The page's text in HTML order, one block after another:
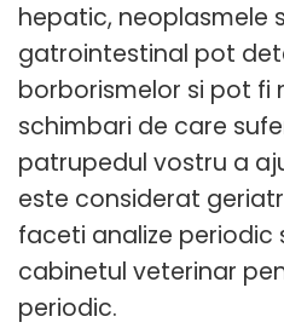
hepatic, neoplasmele
gatrointestinal pot
borborismelor si pot fi
schimbari de care
patrupedul vostru a
este considerat
faceti analize periodic
cabinetul veterinar
periodic.